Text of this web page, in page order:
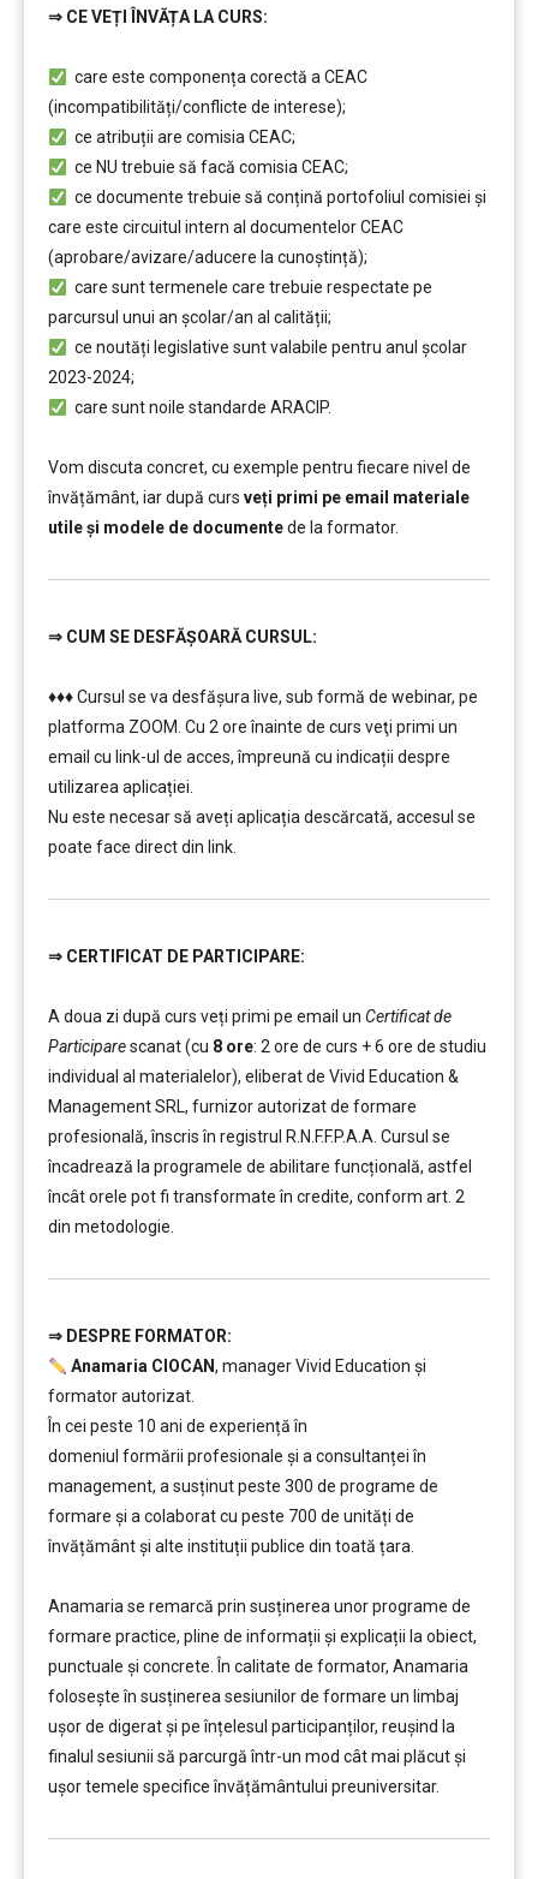
⇒ CE VEȚI ÎNVĂȚA LA CURS:
care este componența corectă a CEAC
(incompatibilități/conflicte de interese);
ce atribuții are comisia CEAC;
ce NU trebuie să facă comisia CEAC;
ce documente trebuie să conțină portofoliul comisiei și
care este circuitul intern al documentelor CEAC
(aprobare/avizare/aducere la cunoştință);
care sunt termenele care trebuie respectate pe
parcursul unui an şcolar/an al calității;
ce noutăți legislative sunt valabile pentru anul școlar
2023-2024;
care sunt noile standarde ARACIP.
Vom discuta concret, cu exemple pentru fiecare nivel de
învățământ, iar după curs veți primi pe email materiale
utile și modele de documentede la formator.
⇒ CUM SE DESFĂȘOARĂ CURSUL:
♦♦♦ Cursul se va desfășura live, sub formă de webinar, pe
platforma ZOOM. Cu 2 ore înainte de curs veţi primi un
email cu link-ul de acces, împreună cu indicații despre
utilizarea aplicației.
Nu este necesar să aveți aplicația descărcată, accesul se
poate face direct din link.
⇒ CERTIFICAT DE PARTICIPARE:
A doua zi după curs veți primi pe email un Certificat de
Participarescanat (cu 8 ore: 2 ore de curs + 6 ore de studiu
individual al materialelor), eliberat de Vivid Education &
Management SRL, furnizor autorizat de formare
profesională, înscris în registrul R.N.F.F.P.A.A. Cursul se
încadrează la programele de abilitare funcțională, astfel
încât orele pot fi transformate în credite, conform art. 2
din metodologie.
⇒ DESPR E FORMATOR:
Anamaria CIOCAN, manager Vivid Education și
formator autorizat.
În cei peste 10 ani de experiență în
domeniul formării profesionale și a consultanței în
management, a susținut peste 300 de programe de
formare și a colaborat cu peste 700 de unități de
învățământ şi alte instituții publice din toată țara.
Anamaria se remarcă prin susținerea unor programe de
formare practice, pline de informații și explicații la obiect,
punctuale și concrete. În calitate de formator, Anamaria
folosește în susținerea sesiunilor de formare un limbaj
ușor de digerat și pe înțelesul participanților, reușind la
finalul sesiunii să parcurgă într-un mod cât mai plăcut și
ușor temele specifice învățământului preuniversitar.